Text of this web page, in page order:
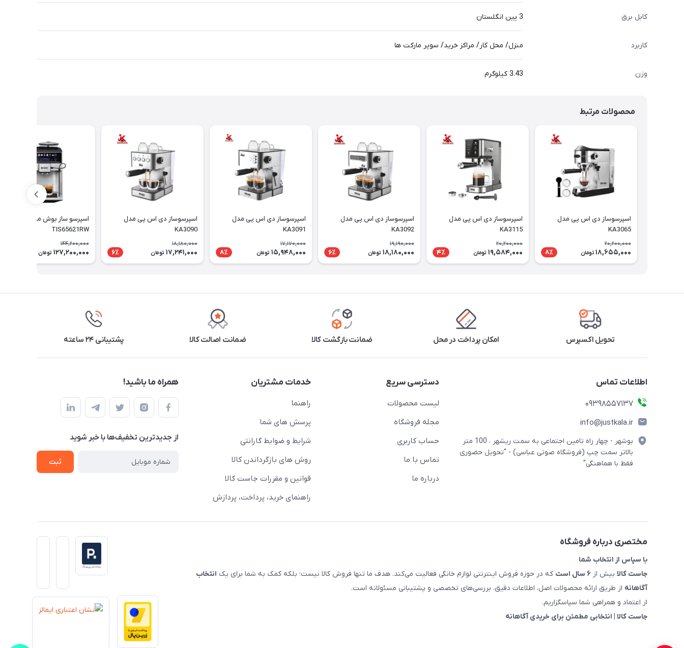
کابل برق 3 پین انگلستان
کاربرد منزل/ محل کار/ مراکز خرید/ سوپر مارکت ها
وزن 3.43 کیلوگرم
محصولات مرتبط
اسپرسوساز دی اس پی مدل
KA3065
20,200,000
18,655,000 تومان 8٪
اسپرسوساز دی اس پی مدل
KA3115
20,200,000
19,584,000 تومان 4٪
اسپرسوساز دی اس پی مدل
KA3092
19,190,000
18,180,000 تومان 6٪
اسپرسوساز دی اس پی مدل
KA3091
17,170,000
15,948,000 تومان 8٪
اسپرسوساز دی اس پی مدل
KA3090
18,180,000
17,241,000 تومان 6٪
اسپرسو ساز بوش مدل
TIS65621RW
144,200,000
127,200,000 تومان
تحویل اکسپرس امکان پرداخت در محل ضمانت بازگشت کالا ضمانت اصالت کالا پشتیبانی ۲۴ ساعته
اطلاعات تماس
09398557137
info@justkala.ir
بوشهر - چهار راه تامین اجتماعی به سمت ریشهر ، 100 متر
بالاتر سمت چپ (فروشگاه صوتی عباسی) - "تحویل حضوری
فقط با هماهنگی"
دسترسی سریع
لیست محصولات
مجله فروشگاه
حساب کاربری
تماس با ما
درباره ما
خدمات مشتریان
راهنما
پرسش های شما
شرایط و ضوابط گارانتی
روش های بازگرداندن کالا
قوانین و مقررات جاست کالا
راهنمای خرید، پرداخت، پردازش
همراه ما باشید!
از جدید‌ترین تخفیف‌ها با‌ خبر شوید
ثبت
مختصری درباره فروشگاه
با سپاس از انتخاب شما
جاست کالا بیش از ۶ سال است که در حوزه فروش اینترنتی لوازم خانگی فعالیت می‌کند. هدف ما تنها فروش کالا نیست؛ بلکه کمک به شما برای یک انتخاب
آگاهانه از طریق ارائه محصولات اصل، اطلاعات دقیق، بررسی‌های تخصصی و پشتیبانی مسئولانه است.
از اعتماد و همراهی شما سپاسگزاریم.
جاست کالا | انتخابی مطمئن برای خریدی آگاهانه